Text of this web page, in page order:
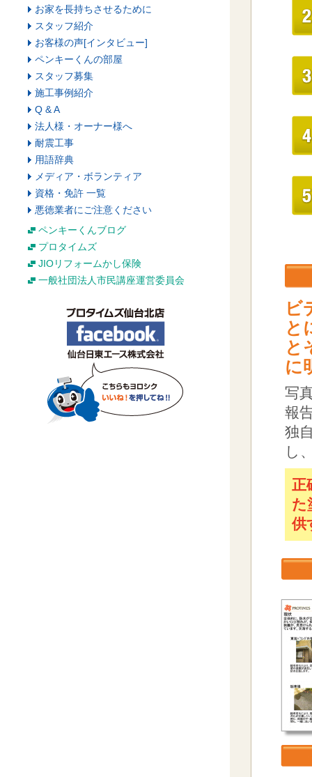
ビ
と
と
に
写
報
独
し
正
た
供
お家を長持ちさせるために
スタッフ紹介
お客様の声[インタビュー]
ペンキーくんの部屋
スタッフ募集
施工事例紹介
Q & A
法人様・オーナー様へ
耐震工事
用語辞典
メディア・ボランティア
資格・免許 一覧
悪徳業者にご注意ください
ペンキーくんブログ
プロタイムズ
JIOリフォームかし保険
一般社団法人市民講座運営委員会